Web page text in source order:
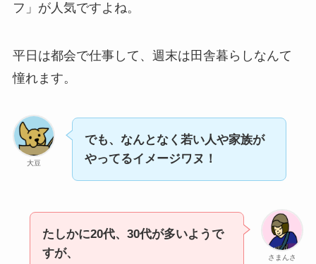
フ」が人気ですよね。
平日は都会で仕事して、週末は田舎暮らしなんて
憧れます。
大豆
でも、なんとなく若い人や家族が
やってるイメージワヌ！
さまんさ
たしかに20代、30代が多いようで
すが、